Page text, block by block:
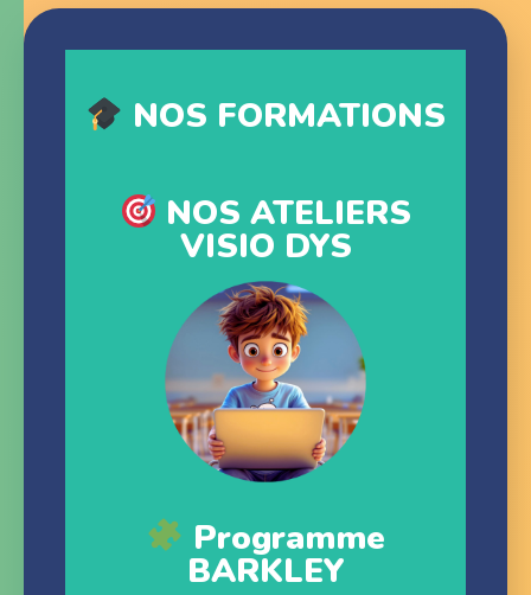
NOS FORMATIONS
NOS ATELIERS
VISIO DYS
Programme
BARKLEY